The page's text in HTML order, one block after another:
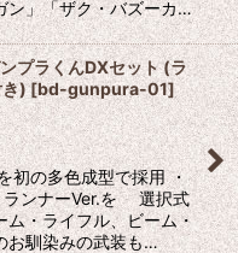
」「ザク・バズーカ…
プラくんDXセット (ラ
き) [bd-gunpura-01]
初の多色成型で採用 ・
ランナーVer.を 選択式
ム・ライフル、ビーム・
馴染みの武装も…